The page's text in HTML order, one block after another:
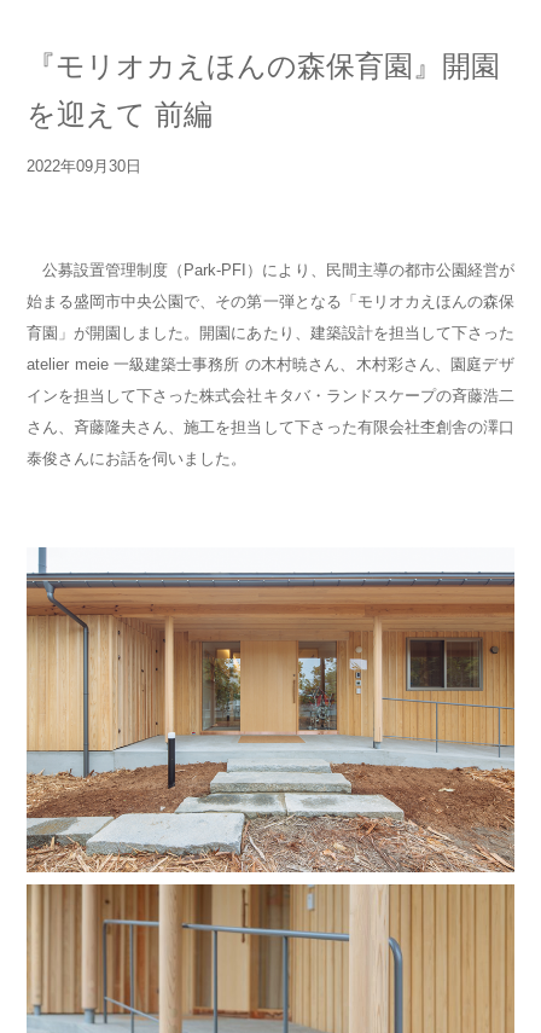
『モリオカえほんの森保育園』開園
を迎えて 前編
2022年09月30日
公募設置管理制度（Park-PFI）により、民間主導の都市公園経営が
始まる盛岡市中央公園で、その第一弾となる「モリオカえほんの森保
育園」が開園しました。開園にあたり、建築設計を担当して下さった
atelier meie 一級建築士事務所 の木村暁さん、木村彩さん、園庭デザ
インを担当して下さった株式会社キタバ・ランドスケープの斉藤浩二
さん、斉藤隆夫さん、施工を担当して下さった有限会社杢創舎の澤口
泰俊さんにお話を伺いました。